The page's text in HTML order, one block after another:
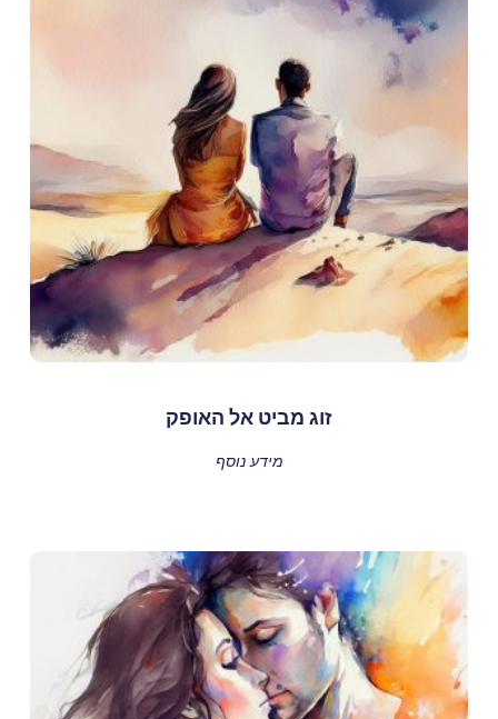
זוג מביט אל האופק
מידע נוסף